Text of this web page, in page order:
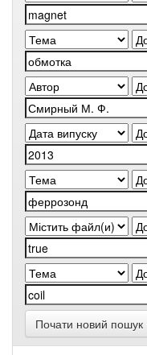
Почати новий пошук